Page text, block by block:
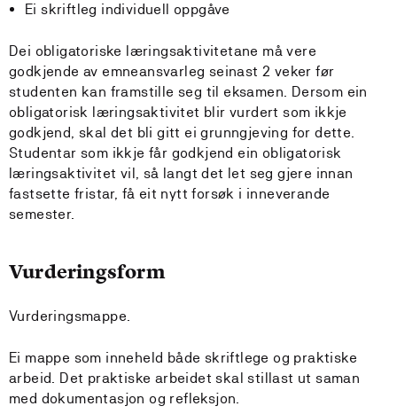
Ei skriftleg individuell oppgåve
Dei obligatoriske læringsaktivitetane må vere
godkjende av emneansvarleg seinast 2 veker før
studenten kan framstille seg til eksamen. Dersom ein
obligatorisk læringsaktivitet blir vurdert som ikkje
godkjend, skal det bli gitt ei grunngjeving for dette.
Studentar som ikkje får godkjend ein obligatorisk
læringsaktivitet vil, så langt det let seg gjere innan
fastsette fristar, få eit nytt forsøk i inneverande
semester.
Vurderingsform
Vurderingsmappe.
Ei mappe som inneheld både skriftlege og praktiske
arbeid. Det praktiske arbeidet skal stillast ut saman
med dokumentasjon og refleksjon.